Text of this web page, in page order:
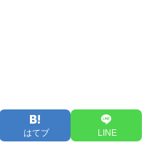
はてブ LINE